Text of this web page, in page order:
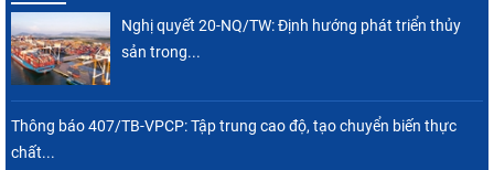
Nguồn cung giảm, giá cá rô phi Trung Quốc
Nghị quyết 20-NQ/TW: Định hướng phát triển thủy
sản trong...
Thông báo 407/TB-VPCP: Tập trung cao độ, tạo chuyển biến thực
chất...